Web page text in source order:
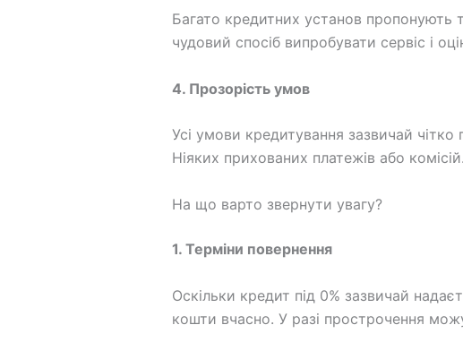
Багато кредитних установ пропонують
чудовий спосіб випробувати сервіс і
4. Прозорість умов
Усі умови кредитування зазвичай чітко
Ніяких прихованих платежів або комісій.
На що варто звернути увагу?
1. Терміни повернення
Оскільки кредит під 0% зазвичай
кошти вчасно. У разі прострочення